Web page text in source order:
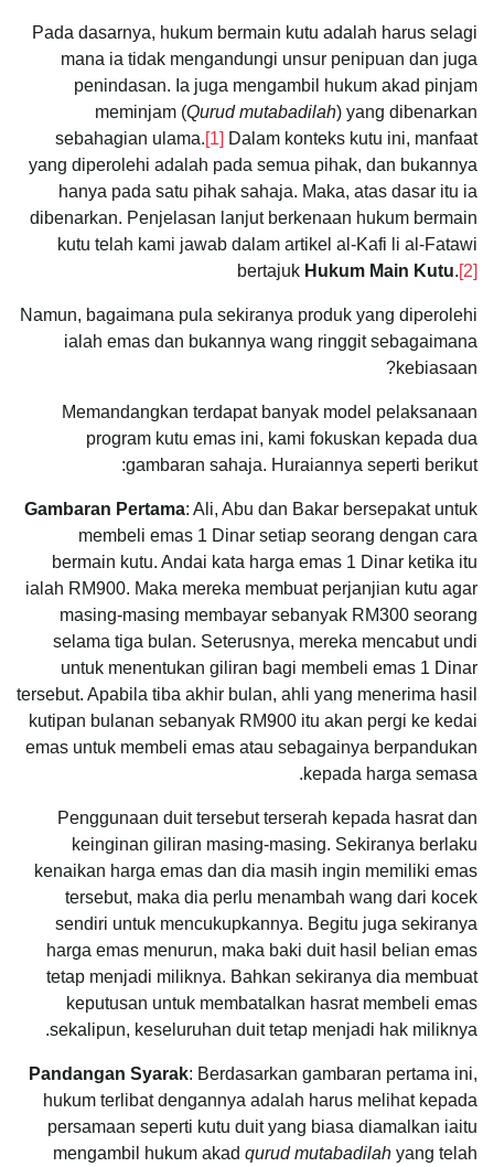
Pada dasarnya, hukum bermain kutu adalah harus selagi
mana ia tidak mengandungi unsur penipuan dan juga
penindasan. Ia juga mengambil hukum akad pinjam
meminjam (Qurud mutabadilah) yang dibenarkan
sebahagian ulama.[1] Dalam konteks kutu ini, manfaat
yang diperolehi adalah pada semua pihak, dan bukannya
hanya pada satu pihak sahaja. Maka, atas dasar itu ia
dibenarkan. Penjelasan lanjut berkenaan hukum bermain
kutu telah kami jawab dalam artikel al-Kafi li al-Fatawi
bertajuk Hukum Main Kutu.[2]
Namun, bagaimana pula sekiranya produk yang diperolehi
ialah emas dan bukannya wang ringgit sebagaimana
kebiasaan?
Memandangkan terdapat banyak model pelaksanaan
program kutu emas ini, kami fokuskan kepada dua
gambaran sahaja. Huraiannya seperti berikut:
Gambaran Pertama: Ali, Abu dan Bakar bersepakat untuk
membeli emas 1 Dinar setiap seorang dengan cara
bermain kutu. Andai kata harga emas 1 Dinar ketika itu
ialah RM900. Maka mereka membuat perjanjian kutu agar
masing-masing membayar sebanyak RM300 seorang
selama tiga bulan. Seterusnya, mereka mencabut undi
untuk menentukan giliran bagi membeli emas 1 Dinar
tersebut. Apabila tiba akhir bulan, ahli yang menerima hasil
kutipan bulanan sebanyak RM900 itu akan pergi ke kedai
emas untuk membeli emas atau sebagainya berpandukan
kepada harga semasa.
Penggunaan duit tersebut terserah kepada hasrat dan
keinginan giliran masing-masing. Sekiranya berlaku
kenaikan harga emas dan dia masih ingin memiliki emas
tersebut, maka dia perlu menambah wang dari kocek
sendiri untuk mencukupkannya. Begitu juga sekiranya
harga emas menurun, maka baki duit hasil belian emas
tetap menjadi miliknya. Bahkan sekiranya dia membuat
keputusan untuk membatalkan hasrat membeli emas
sekalipun, keseluruhan duit tetap menjadi hak miliknya.
Pandangan Syarak: Berdasarkan gambaran pertama ini,
hukum terlibat dengannya adalah harus melihat kepada
persamaan seperti kutu duit yang biasa diamalkan iaitu
mengambil hukum akad qurud mutabadilah yang telah